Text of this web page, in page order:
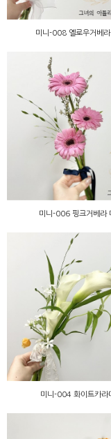
미니-008 옐로우거베라
미니-006 핑크거베
미니-006 핑크거베라
미니-004 화이트카
미니-004 화이트카라